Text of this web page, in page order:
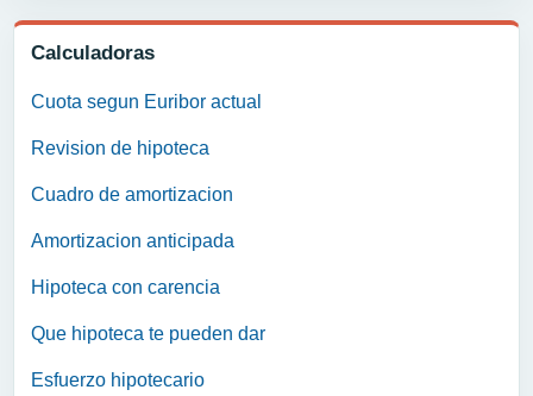
Calculadoras
Cuota segun Euribor actual
Revision de hipoteca
Cuadro de amortizacion
Amortizacion anticipada
Hipoteca con carencia
Que hipoteca te pueden dar
Esfuerzo hipotecario